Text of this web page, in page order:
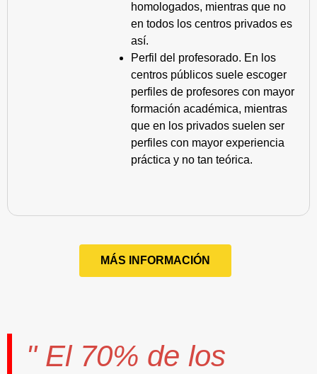
homologados, mientras que no
en todos los centros privados es
así.
Perfil del profesorado. En los
centros públicos suele escoger
perfiles de profesores con mayor
formación académica, mientras
que en los privados suelen ser
perfiles con mayor experiencia
práctica y no tan teórica.
MÁS INFORMACIÓN
" El 70% de los